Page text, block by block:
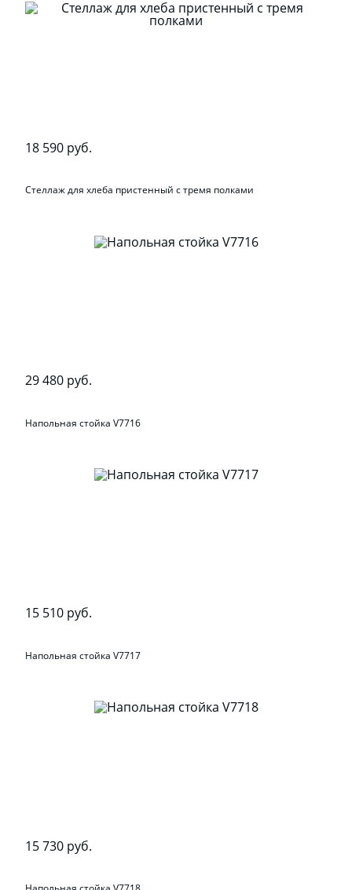
18 590 руб.
Стеллаж для хлеба пристенный с тремя полками
29 480 руб.
Напольная стойка V7716
15 510 руб.
Напольная стойка V7717
15 730 руб.